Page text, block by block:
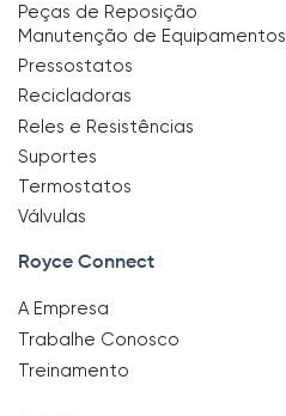
Peças de Reposição
Manutenção de Equipamentos
Pressostatos
Recicladoras
Reles e Resistências
Suportes
Termostatos
Válvulas
Royce Connect
A Empresa
Trabalhe Conosco
Treinamento